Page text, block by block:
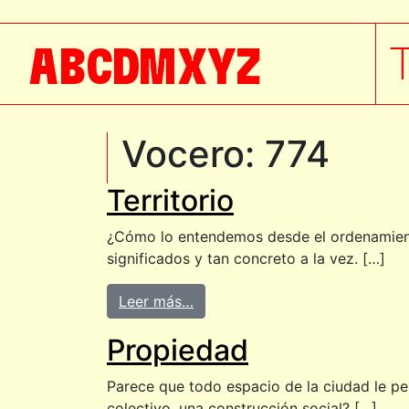
ABCDMXYZ
Vocero: 774
Territorio
¿Cómo lo entendemos desde el
significados y tan concreto a la vez. […]
Leer más…
Propiedad
Parece que todo espacio de la ciudad le